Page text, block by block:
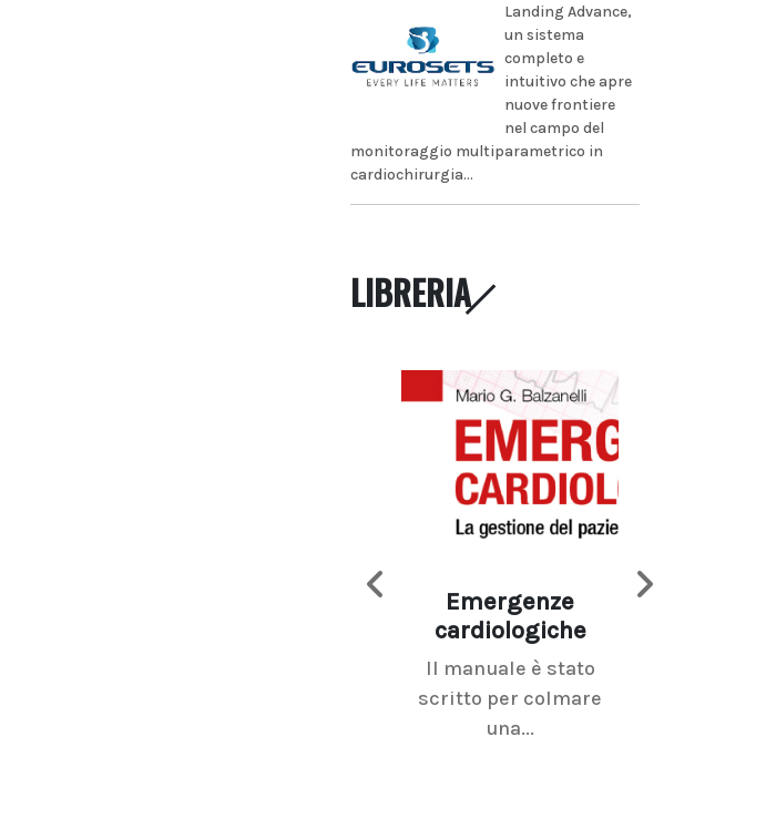
Landing Advance,
un sistema
completo e
intuitivo che apre
nuove frontiere
nel campo del
monitoraggio multiparametrico in
cardiochirurgia...
LIBRERIA
Emergenze
cardiologiche
Il manuale è stato
scritto per colmare
una...